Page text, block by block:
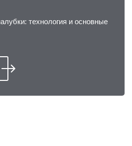
технология и основные